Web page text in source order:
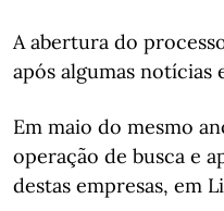
A abertura do
após algumas notícias
Em maio do mesmo
operação de busca e
destas empresas, em